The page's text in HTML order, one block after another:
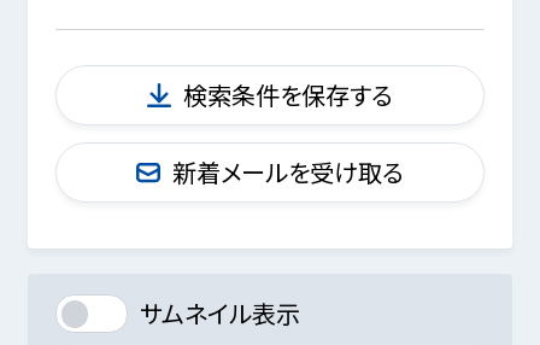
検索条件を保存する
新着メールを受け取る
サムネイル表示